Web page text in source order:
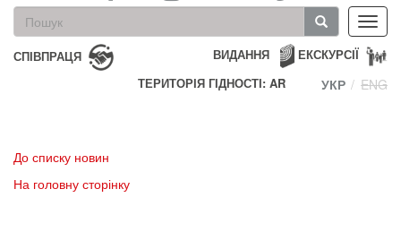
Пошукова
форма
Пошук
СПІВПРАЦЯ ЕКСКУРСІЇ
ВИДАННЯ
ТЕРИТОРІЯ ГІДНОСТІ: AR
УКР ENG
До списку новин
На головну сторінку